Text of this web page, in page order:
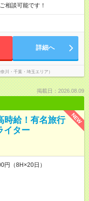
相談可能です！
詳細へ
川・千葉・埼玉エリア）
掲載日：2026.08.09
NEW
時給！有名旅行
イター
（8H×20日）